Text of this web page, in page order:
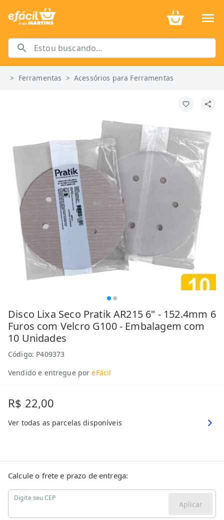
> Ferramentas >Acessórios para Ferramentas
Disco Lixa Seco Pratik AR215 6" - 152.4mm 6
Furos com Velcro G100 - Embalagem com
10 Unidades
Código: P409373
Vendido e entregue por eFácil
R$ 22,00
Ver todas as parcelas disponíveis
Calcule o frete e prazo de entrega:
Digite seu CEP
Aplicar